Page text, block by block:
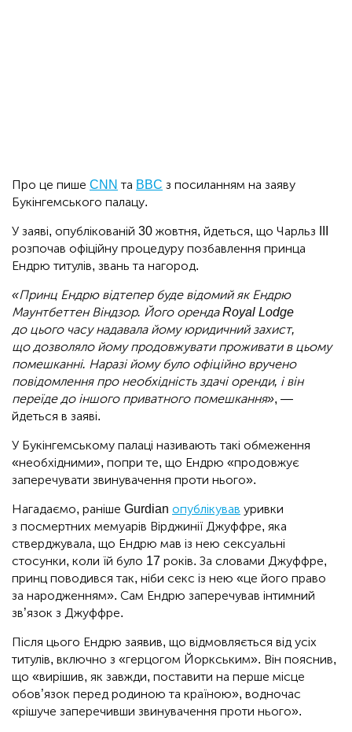
Про це пише CNN та BBC з посиланням на заяву
Букінгемського палацу.
У заяві, опублікованій 30 жовтня, йдеться, що Чарльз III
розпочав офіційну процедуру позбавлення принца
Ендрю титулів, звань та нагород.
«Принц Ендрю відтепер буде відомий як Ендрю
Маунтбеттен Віндзор. Його оренда Royal Lodge
до цього часу надавала йому юридичний захист,
що дозволяло йому продовжувати проживати в цьому
помешканні. Наразі йому було офіційно вручено
повідомлення про необхідність здачі оренди, і він
переїде до іншого приватного помешкання», —
йдеться в заяві.
У Букінгемському палаці називають такі обмеження
«необхідними», попри те, що Ендрю «продовжує
заперечувати звинувачення проти нього».
Нагадаємо, раніше Gurdian опублікував уривки
з посмертних мемуарів Вірджинії Джуффре, яка
стверджувала, що Ендрю мав із нею сексуальні
стосунки, коли їй було 17 років. За словами Джуффре,
принц поводився так, ніби секс із нею «це його право
за народженням». Сам Ендрю заперечував інтимний
зв’язок з Джуффре.
Після цього Ендрю заявив, що відмовляється від усіх
титулів, включно з «герцогом Йоркським». Він пояснив,
що «вирішив, як завжди, поставити на перше місце
обов’язок перед родиною та країною», водночас
«рішуче заперечивши звинувачення проти нього».